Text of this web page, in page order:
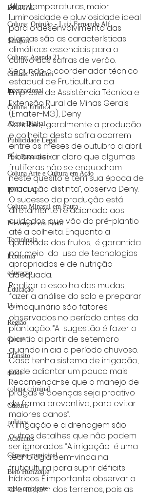
DIGITAL
Coluna: Opinião - Luiz Fernando Alf
Sindjori
Coluna: Agenda 21
Coluna: SindJori
Internacional
Coluna Jurídica
Alerta Digital
Publicidade Legal
Post Recentes
Coluna Arte e Cultura em Ação
POLICIAL
Coluna Minasul em Pauta
Prevenção em Pauta
Tecnologia
Economia
educaçao
Educação
Unis
Região
Carros
Trânsito
saúde
coluna criminal
Cultura
politica
Acidentes
Câmara municipal
Belo Horizonte
meio ambiente
Altas temperaturas, maior
luminosidade e pluviosidade ideal
para o desenvolvimento das
plantas são as características
climáticas essenciais para o
cultivo das safras de verão.
Segundo o coordenador técnico
estadual de Fruticultura da
Empresa de Assistência Técnica e
Extensão Rural de Minas Gerais
(Emater-MG), Deny
Sanábio,  geralmente a produção
e colheita desta safra ocorrem
entre os meses de outubro a abril.
“É bom deixar claro que algumas
frutíferas não se enquadram
neste quesito e tem sua época de
produção distinta”, observa Deny.
O sucesso da produção está
diretamente relacionado aos
cuidados, que vão do pré-plantio
até a colheita. Enquanto a
qualidade dos frutos,  é garantida
por meio  do  uso de tecnologias
apropriadas e de nutrição
adequada.
Realizar a escolha das mudas,
fazer a análise do solo e preparar
o maquinário são fatores
observados no período antes da
plantação. “A  sugestão é fazer o
plantio a partir de setembro
quando inicia o período chuvoso.
Caso tenha sistema de irrigação,
pode adiantar um pouco mais.
Recomenda-se que o manejo de
pragas e doenças seja proativo
de forma preventiva, para evitar
maiores danos”.
A irrigação e a drenagem são
outros detalhes que não podem
ser ignorados. ”A irrigação  é uma
tecnologia bem-vinda na
fruticultura para suprir déficits
hídricos. É importante observar a
drenagem dos terrenos, pois as